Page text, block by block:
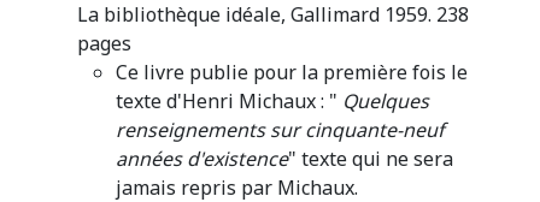
La bibliothèque idéale, Gallimard 1959. 238
pages
Ce livre publie pour la première fois le
texte d'Henri Michaux : " Quelques
renseignements sur cinquante-neuf
années d'existence" texte qui ne sera
jamais repris par Michaux.